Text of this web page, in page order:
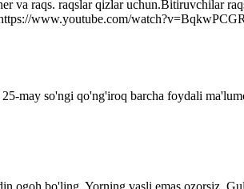
va raqs. raqslar qizlar uchun.Bitiruvchilar
www.youtube.com/
may so'ngi qo'ng'iroq barcha foydali